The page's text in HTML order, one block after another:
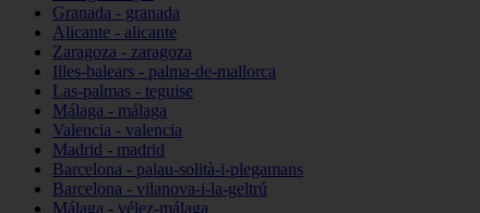
Granada - granada
Alicante - alicante
Zaragoza - zaragoza
Illes-balears - palma-de-mallorca
Las-palmas - teguise
Málaga - málaga
Valencia - valencia
Madrid - madrid
Barcelona - palau-solità-i-plegamans
Barcelona - vilanova-i-la-geltrú
Málaga - vélez-málaga